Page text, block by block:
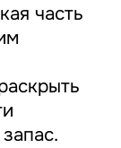
часть